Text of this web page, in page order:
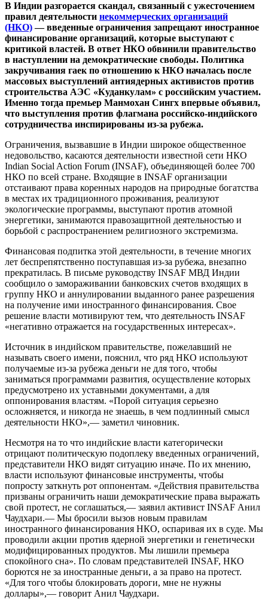
В Индии разгорается скандал, связанный с ужесточением
правил деятельности некоммерческих организаций
(НКО)— введенные ограничения запрещают иностранное
финансирование организаций, которые выступают с
критикой властей. В ответ НКО обвинили правительство
в наступлении на демократические свободы. Политика
закручивания гаек по отношению к НКО началась после
массовых выступлений антиядерных активистов против
строительства АЭС «Куданкулам» с российским участием.
Именно тогда премьер Манмохан Сингх впервые объявил,
что выступления против флагмана российско-индийского
сотрудничества инспирированы из-за рубежа.
Ограничения, вызвавшие в Индии широкое общественное
недовольство, касаются деятельности известной сети НКО
Indian Social Action Forum (INSAF), объединяющей более 700
НКО по всей стране. Входящие в INSAF организации
отстаивают права коренных народов на природные богатства
в местах их традиционного проживания, реализуют
экологические программы, выступают против атомной
энергетики, занимаются правозащитной деятельностью и
борьбой с распространением религиозного экстремизма.
Финансовая подпитка этой деятельности, в течение многих
лет беспрепятственно поступавшая из-за рубежа, внезапно
прекратилась. В письме руководству INSAF МВД Индии
сообщило о замораживании банковских счетов входящих в
группу НКО и аннулировании выданного ранее разрешения
на получение ими иностранного финансирования. Свое
решение власти мотивируют тем, что деятельность INSAF
«негативно отражается на государственных интересах».
Источник в индийском правительстве, пожелавший не
называть своего имени, пояснил, что ряд НКО используют
получаемые из-за рубежа деньги не для того, чтобы
заниматься программами развития, осуществление которых
предусмотрено их уставными документами, а для
оппонирования властям. «Порой ситуация серьезно
осложняется, и никогда не знаешь, в чем подлинный смысл
деятельности НКО»,— заметил чиновник.
Несмотря на то что индийские власти категорически
отрицают политическую подоплеку введенных ограничений,
представители НКО видят ситуацию иначе. По их мнению,
власти используют финансовые инструменты, чтобы
попросту заткнуть рот оппонентам. «Действия правительства
призваны ограничить наши демократические права выражать
свой протест, не соглашаться,— заявил активист INSAF Анил
Чаудхари.— Мы бросили вызов новым правилам
иностранного финансирования НКО, оспаривая их в суде. Мы
проводили акции против ядерной энергетики и генетически
модифицированных продуктов. Мы лишили премьера
спокойного сна». По словам представителей INSAF, НКО
борются не за иностранные деньги, а за право на протест.
«Для того чтобы блокировать дороги, мне не нужны
доллары»,— говорит Анил Чаудхари.